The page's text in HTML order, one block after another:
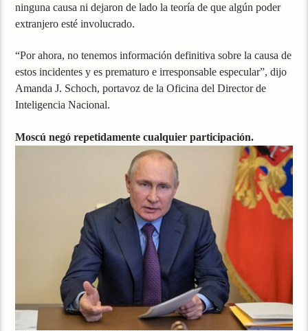
ninguna causa ni dejaron de lado la teoría de que algún poder
extranjero esté involucrado.
“Por ahora, no tenemos información definitiva sobre la causa de
estos incidentes y es prematuro e irresponsable especular”, dijo
Amanda J. Schoch, portavoz de la Oficina del Director de
Inteligencia Nacional.
Moscú negó repetidamente cualquier participación.